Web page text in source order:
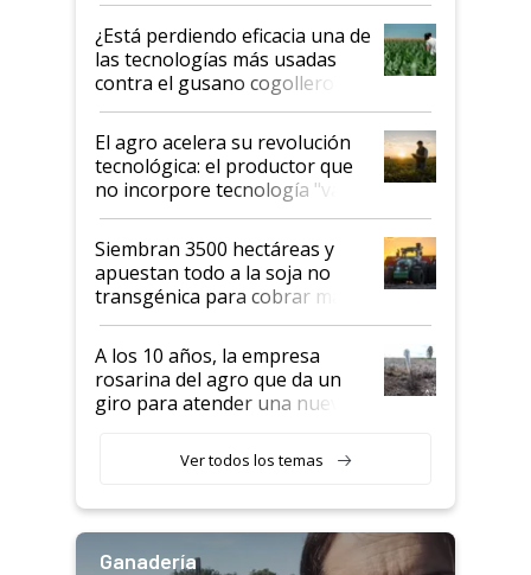
variedades que marcan un
salto tecnológico en genética y
rendimiento
¿Está perdiendo eficacia una de
las tecnologías más usadas
contra el gusano cogollero? El
desafío de una tecnología clave
El agro acelera su revolución
tecnológica: el productor que
no incorpore tecnología "va a
perder el tren"
Siembran 3500 hectáreas y
apuestan todo a la soja no
transgénica para cobrar más
por tonelada: compraron un
semillero
A los 10 años, la empresa
rosarina del agro que da un
giro para atender una nueva
Ver todos los temas
Ganadería